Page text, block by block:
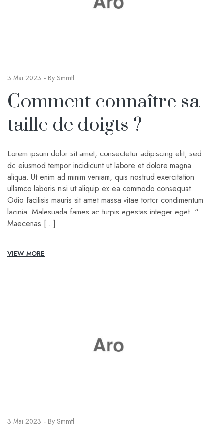
3 Mai 2023 By Smmtl
Comment connaître sa
taille de doigts ?
Lorem ipsum dolor sit amet, consectetur adipiscing elit, sed
do eiusmod tempor incididunt ut labore et dolore magna
aliqua. Ut enim ad minim veniam, quis nostrud exercitation
ullamco laboris nisi ut aliquip ex ea commodo consequat.
Odio facilisis mauris sit amet massa vitae tortor condimentum
lacinia. Malesuada fames ac turpis egestas integer eget. “
Maecenas […]
VIEW MORE
3 Mai 2023 By Smmtl